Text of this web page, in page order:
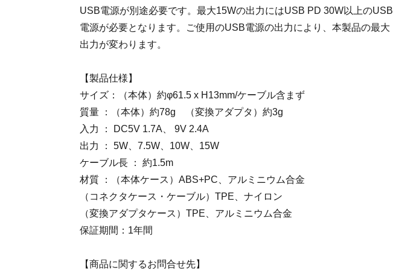
USB電源が別途必要です。最大15Wの出力にはUSB PD 30W以上のUSB
電源が必要となります。ご使用のUSB電源の出力により、本製品の最大
出力が変わります。
【製品仕様】
サイズ：（本体）約φ61.5 x H13mm/ケーブル含まず
質量 ：（本体）約78g （変換アダプタ）約3g
入力 ： DC5V 1.7A、 9V 2.4A
出力 ： 5W、7.5W、10W、15W
ケーブル長 ： 約1.5m
材質 ：（本体ケース）ABS+PC、アルミニウム合金
（コネクタケース・ケーブル）TPE、ナイロン
（変換アダプタケース）TPE、アルミニウム合金
保証期間：1年間
【商品に関するお問合せ先】